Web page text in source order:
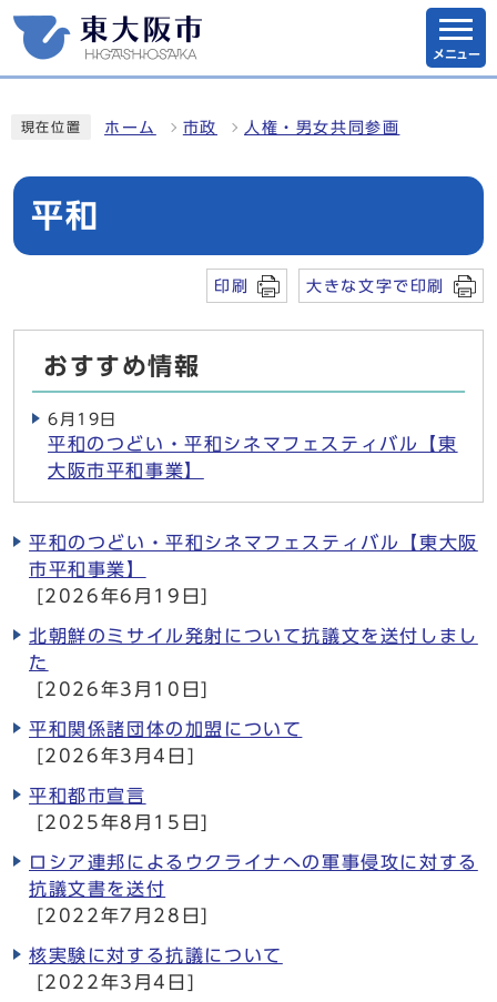
メニュー
現在位置 ホーム 市政 人権・男女共同参画
平和
印刷 大きな文字で印刷
おすすめ情報
6月19日
平和のつどい・平和シネマフェスティバル【東
大阪市平和事業】
平和のつどい・平和シネマフェスティバル【東大阪
市平和事業】
[2026年6月19日]
北朝鮮のミサイル発射について抗議文を送付しまし
た
[2026年3月10日]
平和関係諸団体の加盟について
[2026年3月4日]
平和都市宣言
[2025年8月15日]
ロシア連邦によるウクライナへの軍事侵攻に対する
抗議文書を送付
[2022年7月28日]
核実験に対する抗議について
[2022年3月4日]